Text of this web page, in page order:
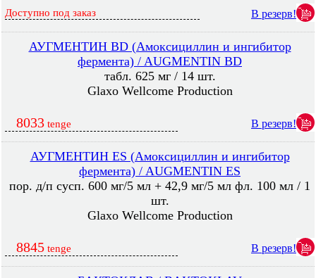
Доступно под заказ В резерв!
АУГМЕНТИН BD (Амоксициллин и ингибитор
фермента) / AUGMENTIN BD
табл. 625 мг / 14 шт.
Glaxo Wellcome Production
8033 tenge В резерв!
АУГМЕНТИН ES (Амоксициллин и ингибитор
фермента) / AUGMENTIN ES
пор. д/п сусп. 600 мг/5 мл + 42,9 мг/5 мл фл. 100 мл / 1
шт.
Glaxo Wellcome Production
8845 tenge В резерв!